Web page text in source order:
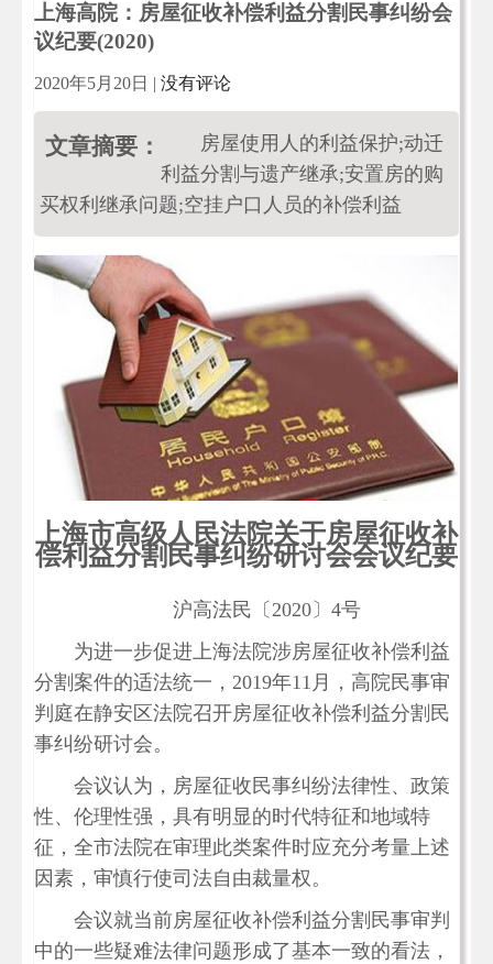
上海高院：房屋征收补偿利益分割民事纠纷会
议纪要(2020)
2020年5月20日 | 没有评论
文章摘要：
房屋使用人的利益保护;动迁
利益分割与遗产继承;安置房的购
买权利继承问题;空挂户口人员的补偿利益
上海市高级人民法院关于房屋征收补
偿利益分割民事纠纷研讨会会议纪要
沪高法民〔2020〕4号
为进一步促进上海法院涉房屋征收补偿利益
分割案件的适法统一，2019年11月，高院民事审
判庭在静安区法院召开房屋征收补偿利益分割民
事纠纷研讨会。
会议认为，房屋征收民事纠纷法律性、政策
性、伦理性强，具有明显的时代特征和地域特
征，全市法院在审理此类案件时应充分考量上述
因素，审慎行使司法自由裁量权。
会议就当前房屋征收补偿利益分割民事审判
中的一些疑难法律问题形成了基本一致的看法，